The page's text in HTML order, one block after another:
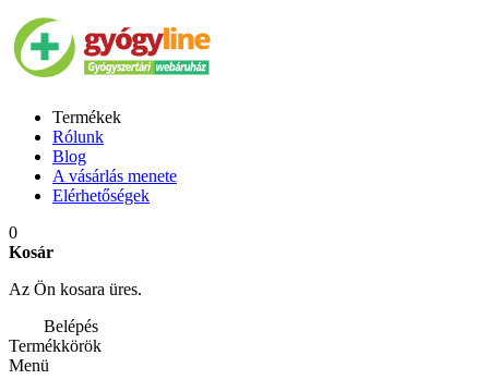
Termékek
Rólunk
Blog
A vásárlás menete
Elérhetőségek
0
Kosár
Az Ön kosara üres.
Belépés
Termékkörök
Menü